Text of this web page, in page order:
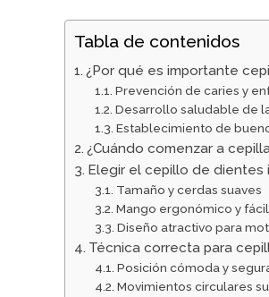
Tabla de contenidos
¿Por qué es importante
Prevención de caries y
Desarrollo saludable de
Establecimiento de
¿Cuándo comenzar a
Elegir el cepillo de dientes
Tamaño y cerdas suaves
Mango ergonómico y
Diseño atractivo para
Técnica correcta para
Posición cómoda y
Movimientos circulares